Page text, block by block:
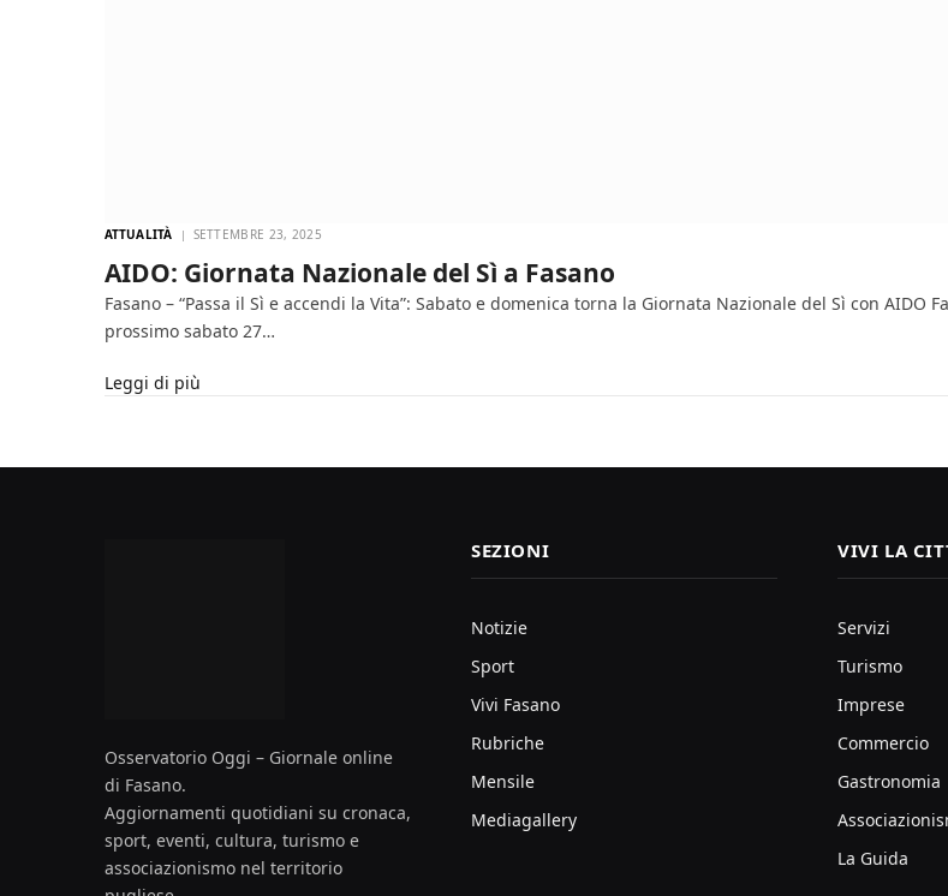
ATTUALITÀ SETTEMBRE 23, 2025
AIDO: Giornata Nazionale del Sì a Fasano
Fasano – “Passa il Sì e accendi la Vita”: Sabato e domenica torna la Giornata Nazionale del Sì con AIDO
prossimo sabato 27…
Leggi di più
Osservatorio Oggi – Giornale online
di Fasano.
Aggiornamenti quotidiani su cronaca,
sport, eventi, cultura, turismo e
associazionismo nel territorio
SEZIONI
Notizie
Sport
Vivi Fasano
Rubriche
Mensile
Mediagallery
VIVI LA
Servizi
Turismo
Imprese
Commercio
Gastronomia
La Guida